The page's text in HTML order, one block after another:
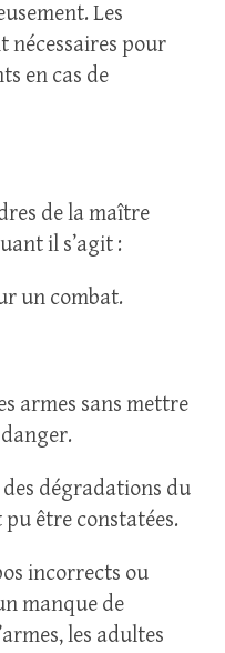
Les
nécessaires pour
en cas de
de la maître
il s’agit :
un combat.
armes sans mettre
dégradations du
être constatées.
incorrects ou
manque de
les adultes